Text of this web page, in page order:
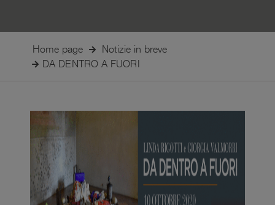
Home page
Notizie in breve
DA DENTRO A FUORI